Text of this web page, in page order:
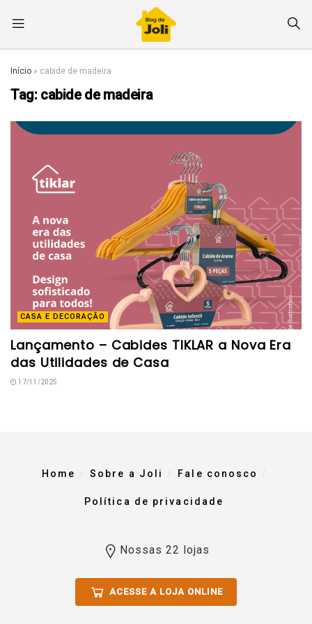
Início » cabide de madeira
Tag: cabide de madeira
CASA E DECORAÇÃO
Lançamento – Cabides TIKLAR a Nova Era
das Utilidades de Casa
17/11/2025
Home Sobre a Joli Fale conosco
Política de privacidade
Nossas 22 lojas
ACESSE A LOJA ONLINE